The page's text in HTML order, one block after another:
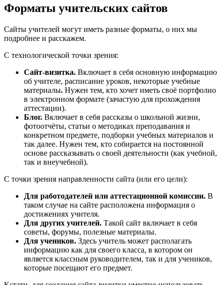
Форматы учительских сайтов
Сайты учителей могут иметь разные форматы, о них мы
подробнее и расскажем.
С технологической точки зрения:
Сайт-визитка. Включает в себя основную информацию
об учителе, расписание уроков, некоторые учебные
материалы. Нужен тем, кто хочет иметь своё портфолио
в электронном формате (зачастую для прохождения
аттестации).
Блог. Включает в себя рассказы о школьной жизни,
фотоотчёты, статьи о методиках преподавания и
конкретном предмете, подборки учебных материалов и
так далее. Нужен тем, кто собирается на постоянной
основе рассказывать о своей деятельности (как учебной,
так и внеучебной).
С точки зрения направленности сайта (или его цели):
Для работодателей или аттестационной комиссии. В
таком случае на сайте расположена информация о
достижениях учителя.
Для других учителей. Такой сайт включает в себя
советы, форумы, полезные материалы.
Для учеников. Здесь учитель может располагать
информацию как для своего класса, в котором он
является классным руководителем, так и для учеников,
которые посещают его предмет.